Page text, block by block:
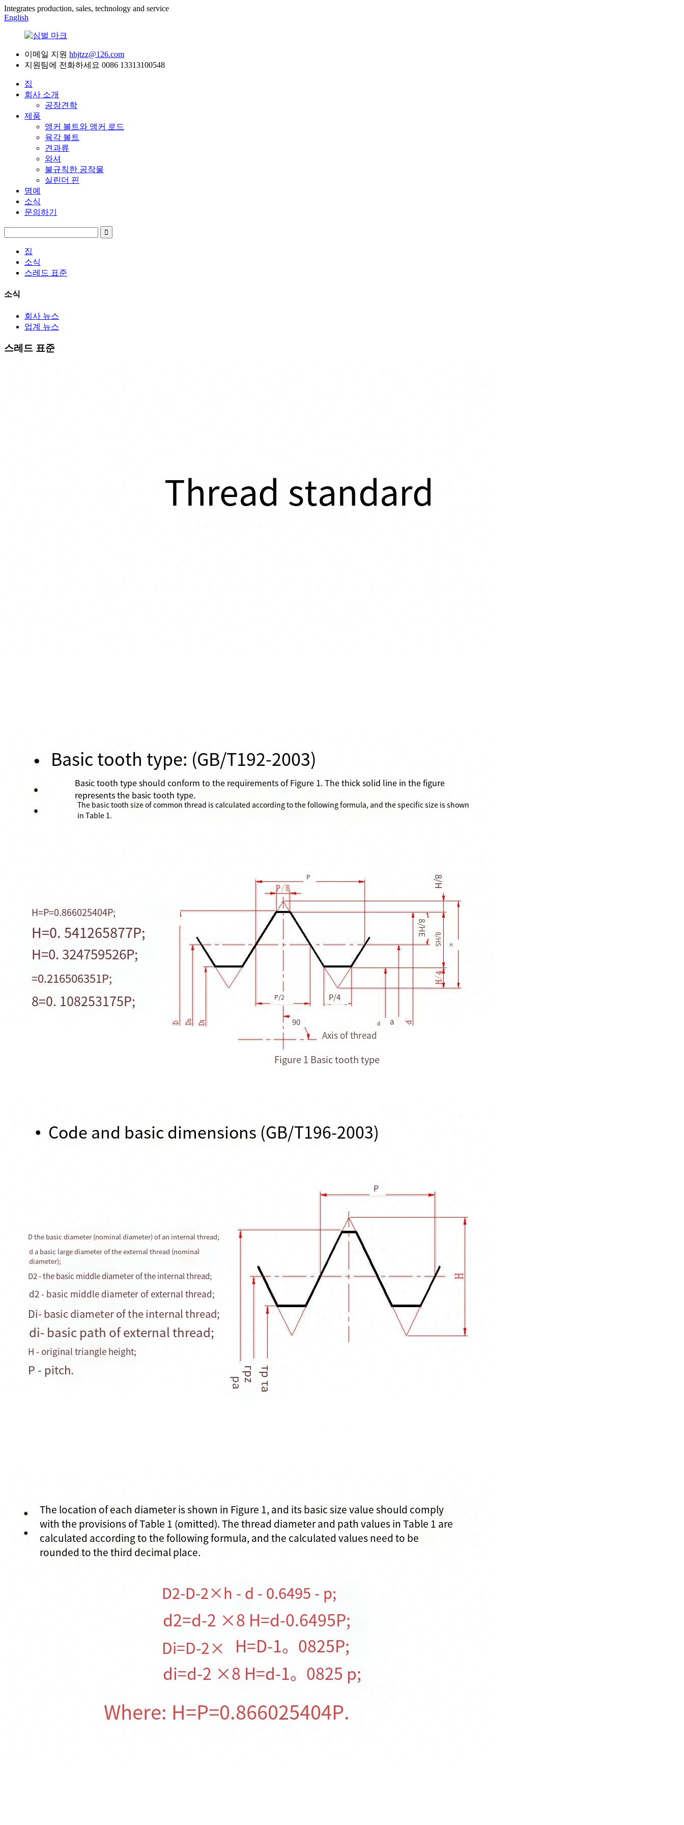
Integrates production, sales, technology and service
English
이메일 지원 hbjtzz@126.com
지원팀에 전화하세요 0086 13313100548
집
회사 소개
공장견학
제품
앵커 볼트와 앵커 로드
육각 볼트
견과류
와셔
불규칙한 공작물
실린더 핀
명예
소식
문의하기
집
소식
스레드 표준
소식
회사 뉴스
업계 뉴스
스레드 표준